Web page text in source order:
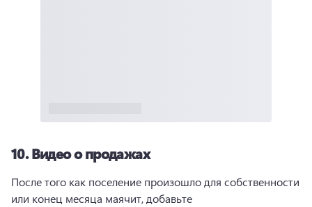
10.Видео о продажах
После того как поселение произошло для собственности
или конец месяца маячит, добавьте